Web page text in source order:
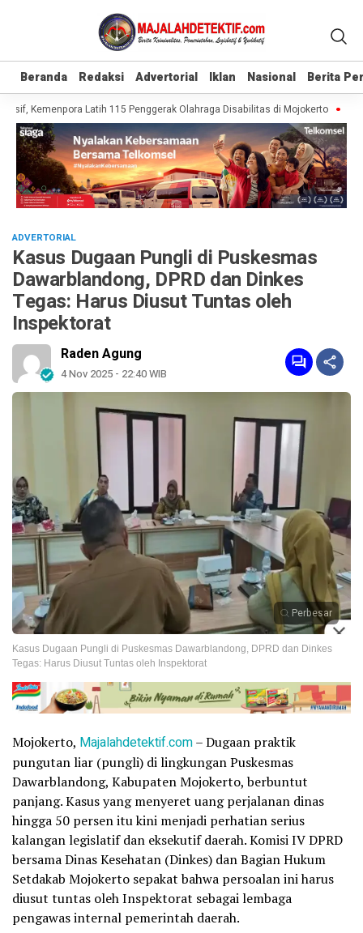
Beranda Redaksi Advertorial Iklan Nasional Berita
Beranda Redaksi Advertorial Iklan Nasional Berita
Kemenpora Latih 115 Penggerak Olahraga Disabilitas di Mojokerto
ADVERTORIAL
Kasus Dugaan Pungli di Puskesmas
Dawarblandong, DPRD dan Dinkes
Tegas: Harus Diusut Tuntas oleh
Inspektorat
Raden Agung
4 Nov 2025 - 22:40 WIB
Perbesar
Kasus Dugaan Pungli di Puskesmas Dawarblandong, DPRD dan Dinkes
Tegas: Harus Diusut Tuntas oleh Inspektorat
Mojokerto, Majalahdetektif.com– Dugaan praktik
pungutan liar (pungli) di lingkungan Puskesmas
Dawarblandong, Kabupaten Mojokerto, berbuntut
panjang. Kasus yang menyeret uang perjalanan dinas
hingga 50 persen itu kini menjadi perhatian serius
kalangan legislatif dan eksekutif daerah. Komisi IV DPRD
bersama Dinas Kesehatan (Dinkes) dan Bagian Hukum
Setdakab Mojokerto sepakat bahwa persoalan ini harus
diusut tuntas oleh Inspektorat sebagai lembaga
pengawas internal pemerintah daerah.